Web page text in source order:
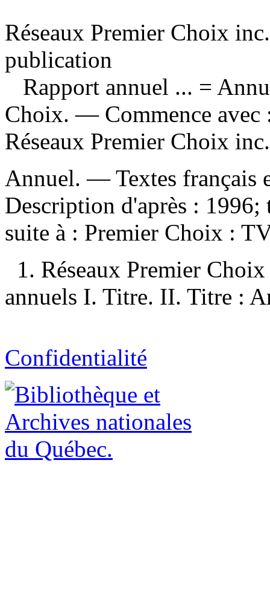
Réseaux Premier Choix
publication
Rapport annuel ... =
Choix. — Commence
Réseaux Premier Choix
Annuel. — Textes français
Description d'après :
suite à : Premier Choix :
1. Réseaux Premier
annuels I. Titre. II. Titre :
Confidentialité